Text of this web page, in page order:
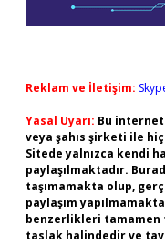
Reklam ve İletişim:
Yasal Uyarı: Bu
veya şahıs şirketi ile
Sitede yalnızca kendi
paylaşılmaktadır.
taşımamakta olup,
paylaşım
benzerlikleri
taslak halindedir ve